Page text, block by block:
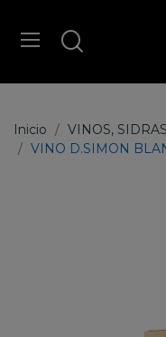
Inicio VINOS,
VINO D.SIMON